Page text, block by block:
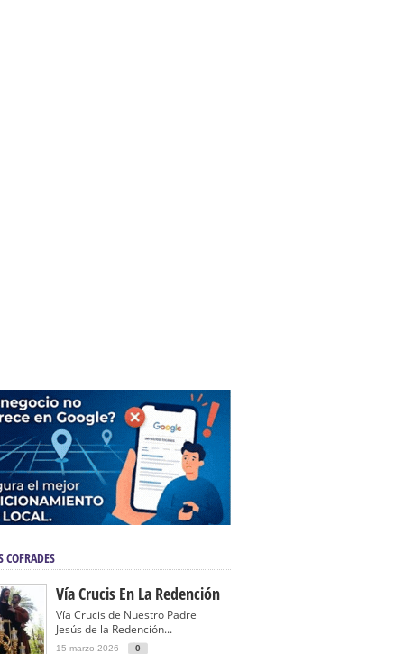
COFRADES
Vía Crucis En La Redención
Vía Crucis de Nuestro Padre
Jesús de la Redención...
15 marzo 2026 0